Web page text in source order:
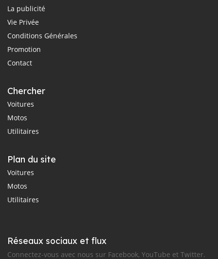
La publicité
Vie Privée
Conditions Générales
Promotion
Contact
Chercher
Voitures
Motos
Utilitaires
Plan du site
Voitures
Motos
Utilitaires
Réseaux sociaux et flux
Connectez-vous avec nous sur Facebook, YouTube et Twitter.